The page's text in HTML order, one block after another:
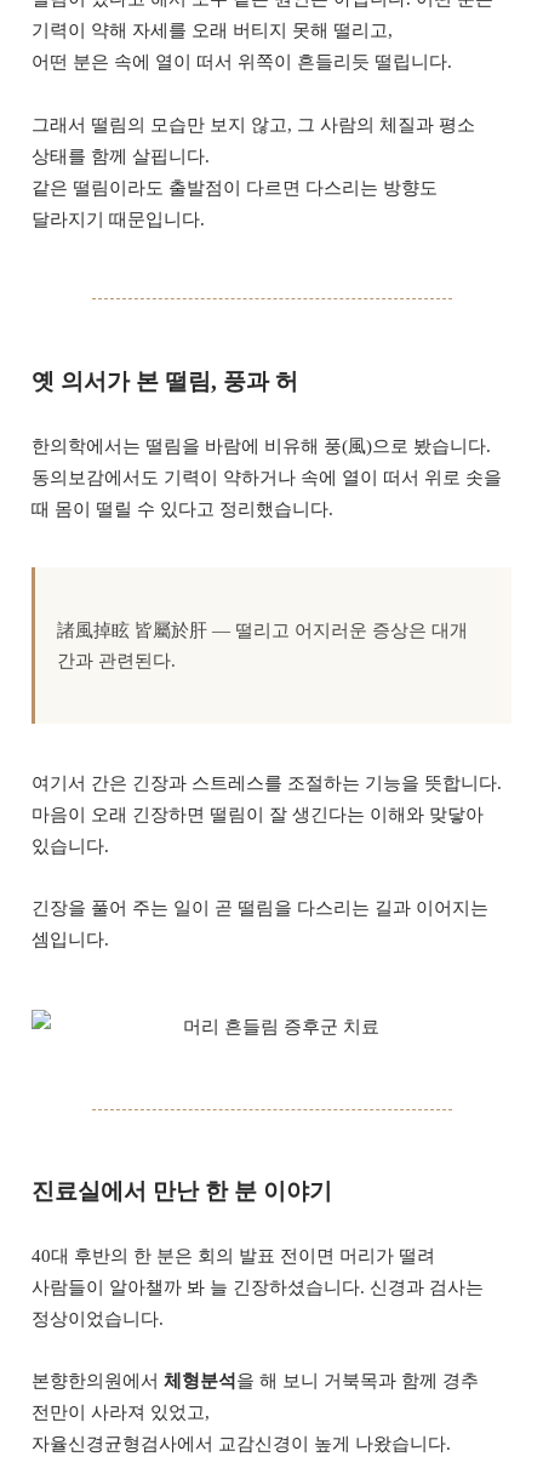
기력이 약해 자세를 오래 버티지 못해 떨리고,
어떤 분은 속에 열이 떠서 위쪽이 흔들리듯 떨립니다.
그래서 떨림의 모습만 보지 않고, 그 사람의 체질과 평소
상태를 함께 살핍니다.
같은 떨림이라도 출발점이 다르면 다스리는 방향도
달라지기 때문입니다.
옛 의서가 본 떨림, 풍과 허
한의학에서는 떨림을 바람에 비유해 풍(風)으로 봤습니다.
동의보감에서도 기력이 약하거나 속에 열이 떠서 위로 솟을
때 몸이 떨릴 수 있다고 정리했습니다.
諸風掉眩 皆屬於肝 — 떨리고 어지러운 증상은 대개
간과 관련된다.
여기서 간은 긴장과 스트레스를 조절하는 기능을 뜻합니다.
마음이 오래 긴장하면 떨림이 잘 생긴다는 이해와 맞닿아
있습니다.
긴장을 풀어 주는 일이 곧 떨림을 다스리는 길과 이어지는
셈입니다.
진료실에서 만난 한 분 이야기
40대 후반의 한 분은 회의 발표 전이면 머리가 떨려
사람들이 알아챌까 봐 늘 긴장하셨습니다. 신경과 검사는
정상이었습니다.
본향한의원에서 체형분석 을 해 보니 거북목과 함께 경추
전만이 사라져 있었고,
자율신경균형검사에서 교감신경이 높게 나왔습니다.